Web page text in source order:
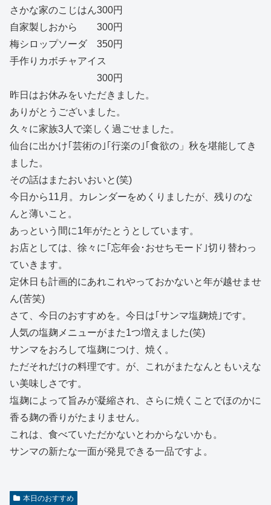
さかな家のこじはん300円
自家製しおから 300円
梅シロップソーダ 350円
手作りカボチャアイス
300円
昨日はお休みをいただきました。
ありがとうございました。
久々に家族3人で楽しく過ごせました。
仙台に出かけ｢芸術の｣｢行楽の｣｢食欲の」秋を堪能してき
ました。
その話はまたおいおいと(笑)
今日から11月。カレンダーをめくりましたが、残りのな
んと薄いこと。
あっという間に1年がたとうとしています。
お店としては、徐々に｢忘年会･おせちモード｣切り替わっ
ていきます。
定休日も計画的にあれこれやっておかないと年が越せませ
ん(苦笑)
さて、今日のおすすめを。今日は｢サンマ塩麹焼｣です。
人気の塩麹メニューがまた1つ増えました(笑)
サンマをおろして塩麹につけ、焼く。
ただそれだけの料理です。が、これがまたなんともいえな
い美味しさです。
塩麹によって旨みが凝縮され、さらに焼くことでほのかに
香る麹の香りがたまりません。
これは、食べていただかないとわからないかも。
サンマの新たな一面が発見できる一品ですよ。
本日のおすすめ